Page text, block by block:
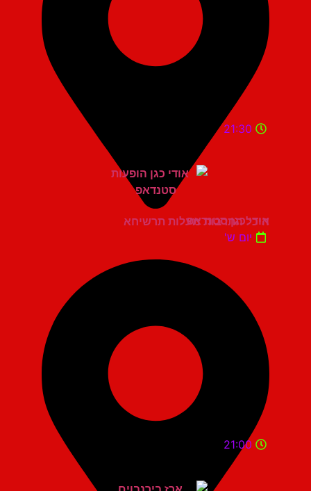
היכל התרבות מעלות תרשיחא
21:30
אודי כגן סטנדאפ
יום ש'
21:00